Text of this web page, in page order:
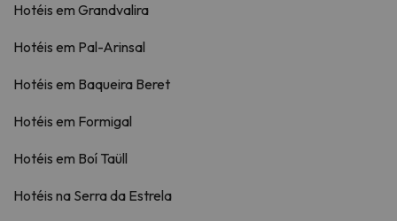
Hotéis em Grandvalira
Hotéis em Pal-Arinsal
Hotéis em Baqueira Beret
Hotéis em Formigal
Hotéis em Boí Taüll
Hotéis na Serra da Estrela